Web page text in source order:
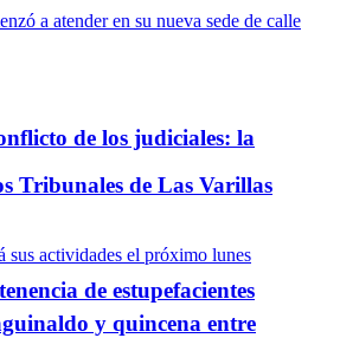
de los judiciales: la
Tribunales de Las Varillas
y quincena entre
de estupefacientes